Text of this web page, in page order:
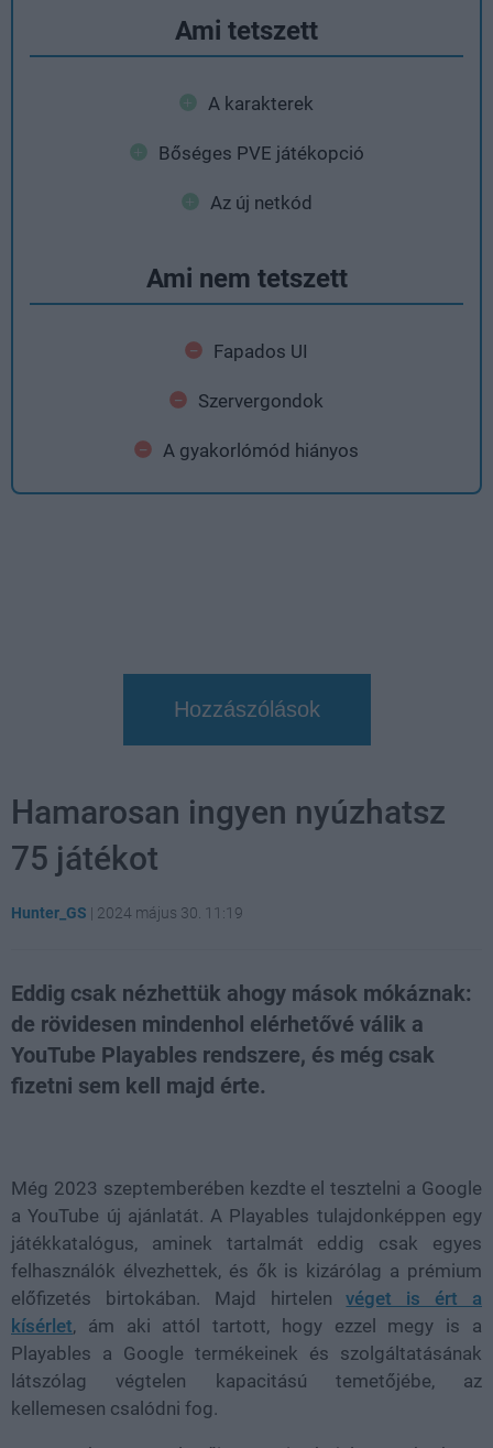
Ami tetszett
A karakterek
Bőséges PVE játékopció
Az új netkód
Ami nem tetszett
Fapados UI
Szervergondok
A gyakorlómód hiányos
Hozzászólások
Hamarosan ingyen nyúzhatsz
75 játékot
Hunter_GS | 2024 május 30. 11:19
Eddig csak nézhettük ahogy mások mókáznak:
de rövidesen mindenhol elérhetővé válik a
YouTube Playables rendszere, és még csak
fizetni sem kell majd érte.
Még 2023 szeptemberében kezdte el tesztelni a Google
a YouTube új ajánlatát. A Playables tulajdonképpen egy
játékkatalógus, aminek tartalmát eddig csak egyes
felhasználók élvezhettek, és ők is kizárólag a prémium
előfizetés birtokában. Majd hirtelenvéget is ért a
kísérlet, ám aki attól tartott, hogy ezzel megy is a
Playables a Google termékeinek és szolgáltatásának
látszólag végtelen kapacitású temetőjébe, az
kellemesen csalódni fog.